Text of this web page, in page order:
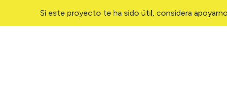
Si este proyecto te ha sido útil, considera